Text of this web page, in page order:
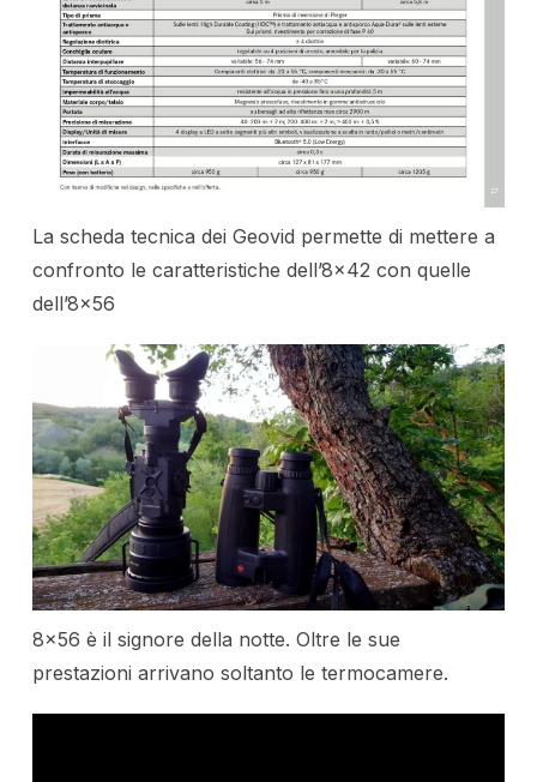
La scheda tecnica dei Geovid permette di mettere a
confronto le caratteristiche dell’8×42 con quelle
dell’8×56
8×56 è il signore della notte. Oltre le sue
prestazioni arrivano soltanto le termocamere.